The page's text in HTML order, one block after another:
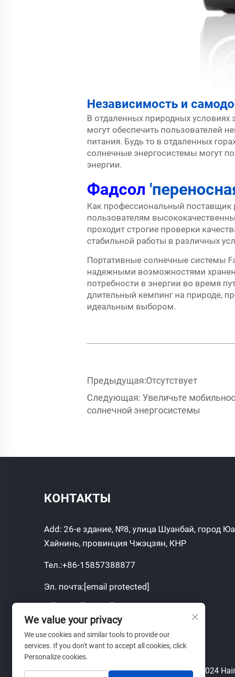
Независимость и
В отдаленных природных условиях
могут обеспечить пользователей
питания. Будь то в отдаленных
солнечные энергосистемы могут
энергии.
Фадсол
Как профессиональный поставщик
пользователям
проходит строгие проверки
стабильной работы в различных
Портативные солнечные системы
надежными возможностями
потребности в энергии во время
длительный кемпинг на природе,
идеальным выбором.
Предыдущая:Отсутствует
Следующая: Увеличьте
солнечной энергосистемы
КОНТАКТЫ
Add: 26-е здание, №8, улица Шуанбай, город
Хайнинь, провинция Чжэцзян, КНР
Тел.:+86-15857388877
Эл. почта: [email protected]
Авторские права © 2024
We value your privacy
We use cookies and similar tools to provide our
services. If you don't want to accept all cookies, click
Personalize cookies.